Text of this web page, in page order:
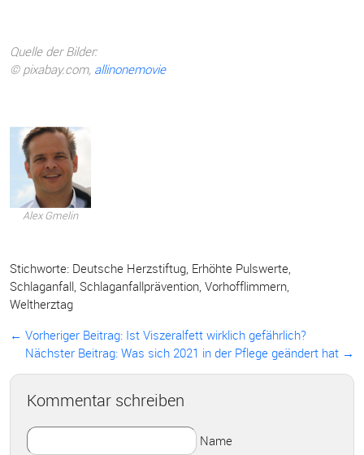
Quelle der Bilder:
© pixabay.com, allinonemovie
Alex Gmelin
Stichworte: Deutsche Herzstiftug, Erhöhte Pulswerte,
Schlaganfall, Schlaganfallprävention, Vorhofflimmern,
Weltherztag
← Vorheriger Beitrag: Ist Viszeralfett wirklich gefährlich?
Nächster Beitrag: Was sich 2021 in der Pflege geändert hat →
Kommentar schreiben
Name